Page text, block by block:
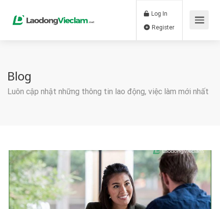
Log In
Blog
Luôn cập nhật những thông tin lao động, việc làm mới nhất